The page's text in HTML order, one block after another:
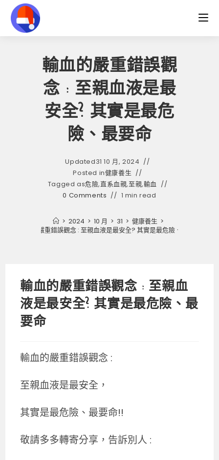
content
輸血的嚴重錯誤觀
念 : 至親血液是最
安全? 其實是最危
險、最要命
Updated31 10 月, 2024
Posted in健康養生
Tagged as危險,直系血親,至親,輸血
0 Comments
1 min read
> 2024 > 10 月 > 31 > 健康養生 >
輸血的嚴重錯誤觀念 : 至親血液是最安全? 其實是最危險、最要命
輸血的嚴重錯誤觀念 : 至親血
液是最安全? 其實是最危險、最
要命
輸血的嚴重錯誤觀念 :
至親血液是最安全，
其實是最危險、最要命!!
敬請多多轉寄分享，告訴別人 :